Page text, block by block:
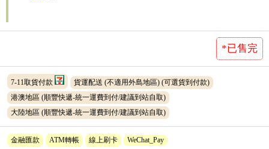
*已售完
7-11取貨付款 貨運配送 (不適用外島地區) (可選貨到付款)
港澳地區 (順豐快遞-統一運費到付/建議到站自取)
大陸地區 (順豐快遞-統一運費到付/建議到站自取)
金融匯款 ATM轉帳 線上刷卡 WeChat_Pay